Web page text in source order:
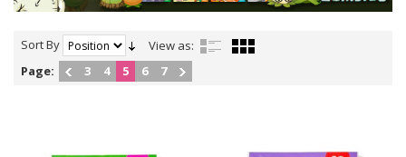
Sort By
View as:
Page:
3 4 5 6 7